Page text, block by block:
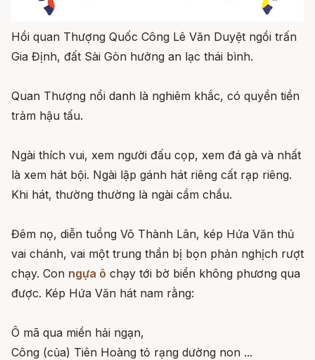
Hồi quan Thượng Quốc Công Lê Văn Duyệt ngồi trấn
Gia Định, đất Sài Gòn hưởng an lạc thái bình.
Quan Thượng nổi danh là nghiêm khắc, có quyền tiền
trảm hậu tấu.
Ngài thích vui, xem người đấu cọp, xem đá gà và nhất
là xem hát bội. Ngài lập gánh hát riêng cất rạp riêng.
Khi hát, thường thường là ngài cầm chầu.
Đêm nọ, diễn tuồng Võ Thành Lân, kép Hứa Văn thủ
vai chánh, vai một trung thần bị bọn phản nghịch rượt
chạy. Con ngựa ô chạy tới bờ biển không phương qua
được. Kép Hứa Văn hát nam rằng:
Ô mã qua miền hải ngạn,
Công (của) Tiên Hoàng tỏ rạng dường non ...